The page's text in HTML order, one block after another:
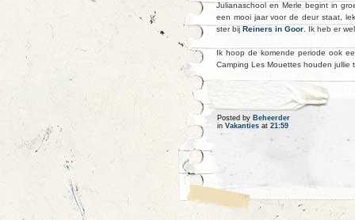
Julianaschool en Merle begint in
een mooi jaar voor de deur staat,
ster bijReiners in Goor . Ik heb er
Ik hoop de komende periode ook
Camping Les Mouettes houden jullie
Posted by Beheerder
in Vakanties at 21:59